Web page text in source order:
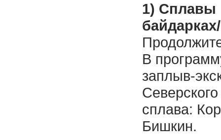
1) Сплавы
В
заплыв-
сплава:
Бишкин.